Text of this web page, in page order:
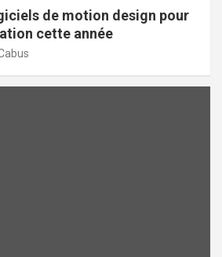
de motion design pour
cette année